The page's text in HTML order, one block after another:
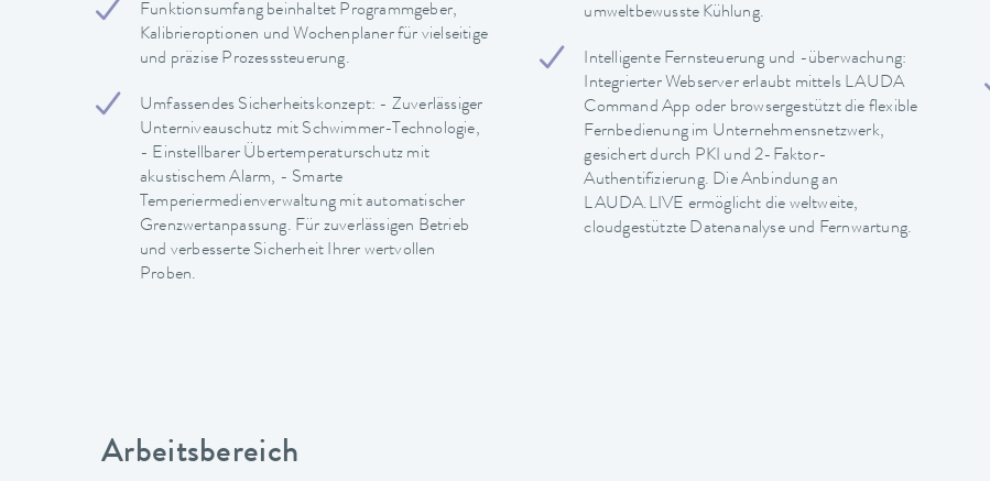
Funktionsumfang beinhaltet Programmgeber,
Kalibrieroptionen und Wochenplaner für vielseitige
und präzise Prozesssteuerung.
Umfassendes Sicherheitskonzept: - Zuverlässiger
Unterniveauschutz mit Schwimmer-Technologie,
- Einstellbarer Übertemperaturschutz mit
akustischem Alarm, - Smarte
Temperiermedienverwaltung mit automatischer
Grenzwertanpassung. Für zuverlässigen Betrieb
und verbesserte Sicherheit Ihrer wertvollen
Proben.
umweltbewusste Kühlung.
Intelligente Fernsteuerung und -überwachung:
Integrierter Webserver erlaubt mittels LAUDA
Command App oder browsergestützt die flexible
Fernbedienung im Unternehmensnetzwerk,
gesichert durch PKI und 2-Faktor-
Authentifizierung. Die Anbindung an
LAUDA.LIVE ermöglicht die weltweite,
cloudgestützte Datenanalyse und Fernwartung.
Arbeitsbereich